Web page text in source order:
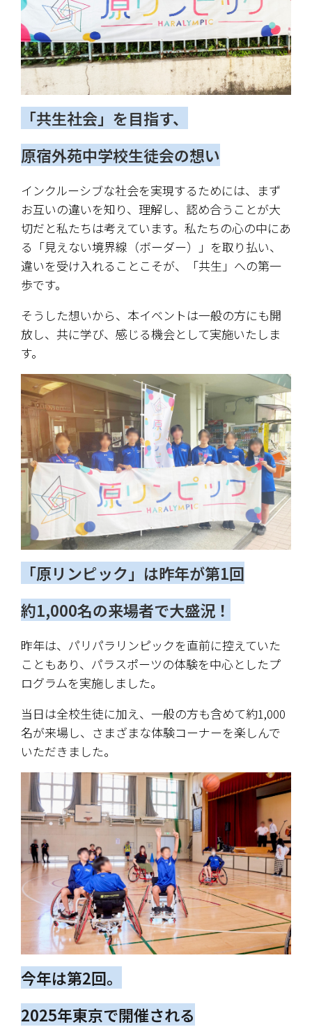
「共生社会」を目指す、
原宿外苑中学校生徒会の想い
インクルーシブな社会を実現するためには、まず
お互いの違いを知り、理解し、認め合うことが大
切だと私たちは考えています。私たちの心の中にあ
る「見えない境界線（ボーダー）」を取り払い、
違いを受け入れることこそが、「共生」への第一
歩です。
そうした想いから、本イベントは一般の方にも開
放し、共に学び、感じる機会として実施いたしま
す。
「原リンピック」は昨年が第1回
約1,000名の来場者で大盛況！
昨年は、パリパラリンピックを直前に控えていた
こともあり、パラスポーツの体験を中心としたプ
ログラムを実施しました。
当日は全校生徒に加え、一般の方も含めて約1,000
名が来場し、さまざまな体験コーナーを楽しんで
いただきました。
今年は第2回。
2025年東京で開催される